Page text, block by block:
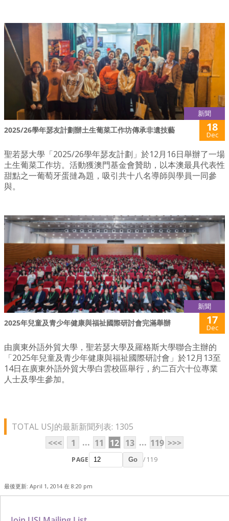
新聞
2025/26學年瑟友計劃辦土生葡菜工作坊傳承非遺技藝 18
Dec
聖若瑟大學「2025/26學年瑟友計劃」於12月16日舉辦了一場
土生葡菜工作坊。活動獲澳門基金會贊助，以本澳最具代表性
甜點之一葡萄牙蛋撻為題，吸引共十八名導師與學員一同參
與。
新聞
2025年兒童及青少年健康與福祉國際研討會完滿舉辦 17
Dec
由廣東外語外貿大學，聖若瑟大學及羅格斯大學聯合主辦的
「2025年兒童及青少年健康與福祉國際研討會」於12月13至
14日在廣東外語外貿大學白雲校區舉行，約二百六十位專業
人士及學生參加。
TOTAL USJ的最新新聞列表: 1305
<<<
1 ... 11 12 13 ... 119 >>>
PAGE Go / 119
最後更新: April 1, 2014 在 8:20 pm